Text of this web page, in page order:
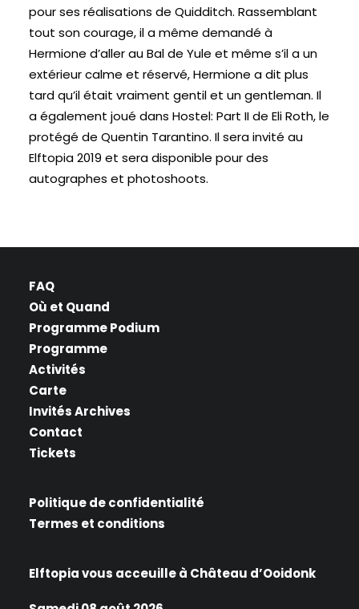
pour ses réalisations de Quidditch. Rassemblant
tout son courage, il a même demandé à
Hermione d’aller au Bal de Yule et même s’il a un
extérieur calme et réservé, Hermione a dit plus
tard qu’il était vraiment gentil et un gentleman. Il
a également joué dans Hostel: Part II de Eli Roth, le
protégé de Quentin Tarantino. Il sera invité au
Elftopia 2019 et sera disponible pour des
autographes et photoshoots.
FAQ
Où et Quand
Programme Podium
Programme
Activités
Carte
Invités Archives
Contact
Tickets
Politique de confidentialité
Termes et conditions
Elftopia vous acceuille à Château d’Ooidonk